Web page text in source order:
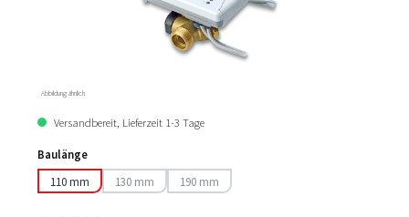
Abbildung ähnlich
Versandbereit, Lieferzeit 1-3 Tage
Baulänge
110 mm
130 mm
(Diese Option ist zurzeit nicht verfügbar.)
190 mm
(Diese Option ist zurzeit nicht verfügbar.)